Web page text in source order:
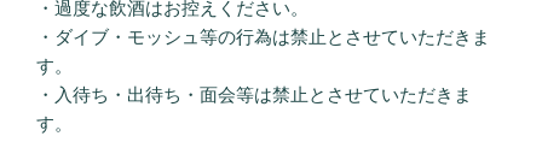
・過度な飲酒はお控えください。
・ダイブ・モッシュ等の行為は禁止とさせていただきま
す。
・入待ち・出待ち・面会等は禁止とさせていただきま
す。